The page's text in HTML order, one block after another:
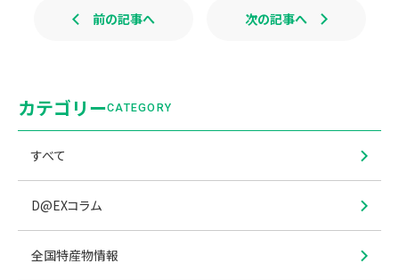
前の記事へ 次の記事へ
カテゴリーCATEGORY
すべて
D@EXコラム
全国特産物情報